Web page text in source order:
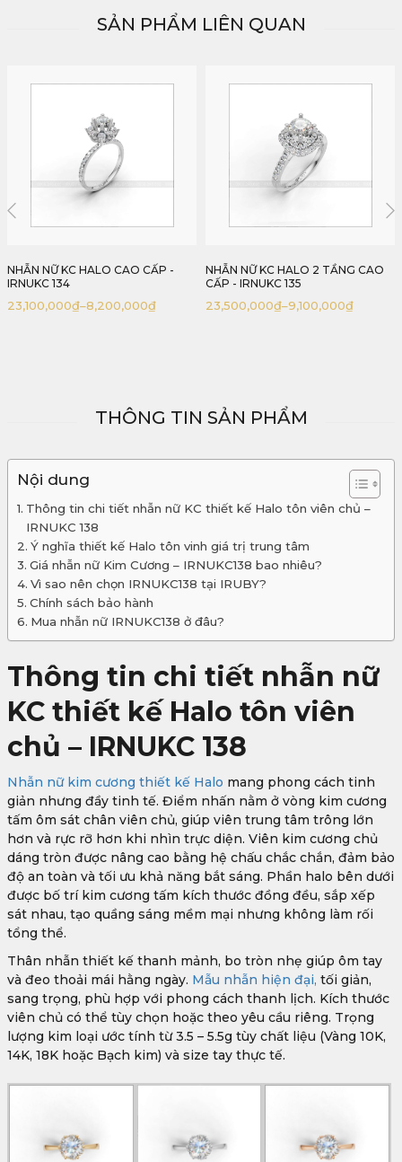
SẢN PHẨM LIÊN QUAN
NHẪN NỮ KC HALO 2 TẦNG CAO
CẤP - IRNUKC 135
9,100,000₫
–
23,500,000₫
NHẪN NỮ KC CAO CẤP ĐAI LÁ
CÁCH ĐIỆU THANH LỊCH - IRNUKC
THÔNG TIN SẢN PHẨM
Nội dung
Thông tin chi tiết nhẫn nữ KC thiết kế Halo tôn viên chủ –
IRNUKC 138
Ý nghĩa thiết kế Halo tôn vinh giá trị trung tâm
Giá nhẫn nữ Kim Cương – IRNUKC138 bao nhiêu?
Vì sao nên chọn IRNUKC138 tại IRUBY?
Chính sách bảo hành
Mua nhẫn nữ IRNUKC138 ở đâu?
Thông tin chi tiết nhẫn nữ
KC thiết kế Halo tôn viên
chủ – IRNUKC 138
Nhẫn nữ kim cương thiết kế Halo mang phong cách tinh
giản nhưng đầy tinh tế. Điểm nhấn nằm ở vòng kim cương
tấm ôm sát chân viên chủ, giúp viên trung tâm trông lớn
hơn và rực rỡ hơn khi nhìn trực diện. Viên kim cương chủ
dáng tròn được nâng cao bằng hệ chấu chắc chắn, đảm bảo
độ an toàn và tối ưu khả năng bắt sáng. Phần halo bên dưới
được bố trí kim cương tấm kích thước đồng đều, sắp xếp
sát nhau, tạo quầng sáng mềm mại nhưng không làm rối
tổng thể.
Thân nhẫn thiết kế thanh mảnh, bo tròn nhẹ giúp ôm tay
và đeo thoải mái hằng ngày. Mẫu nhẫn hiện đại, tối giản,
sang trọng, phù hợp với phong cách thanh lịch. Kích thước
viên chủ có thể tùy chọn hoặc theo yêu cầu riêng. Trọng
lượng kim loại ước tính từ 3.5 – 5.5g tùy chất liệu (Vàng 10K,
14K, 18K hoặc Bạch kim) và size tay thực tế.